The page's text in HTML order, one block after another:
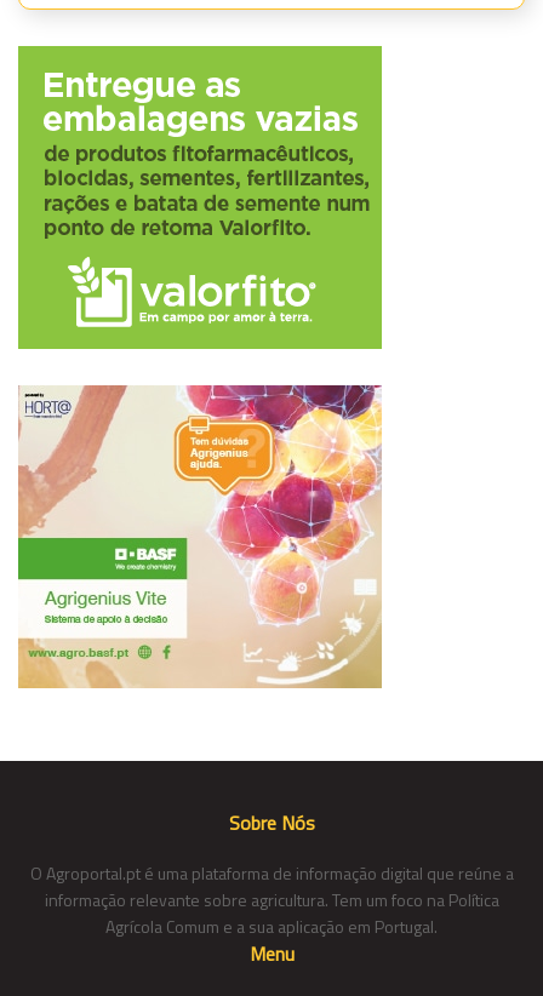
Sobre Nós
O Agroportal.pt é uma plataforma de informação digital que reúne a
informação relevante sobre agricultura. Tem um foco na Política
Agrícola Comum e a sua aplicação em Portugal.
Menu